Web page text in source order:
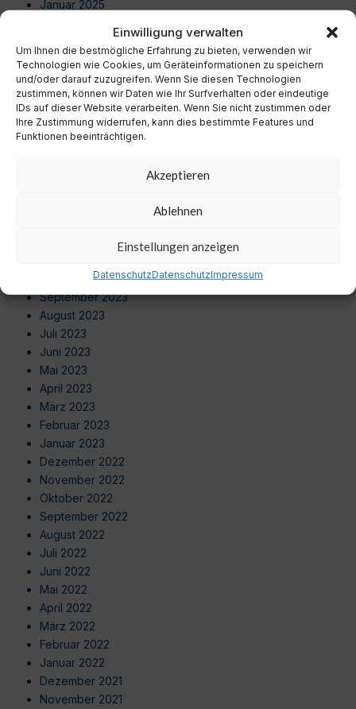
Einwilligung verwalten
Um Ihnen die bestmögliche Erfahrung zu bieten, verwenden wir
Technologien wie Cookies, um Geräteinformationen zu speichern
und/oder darauf zuzugreifen. Wenn Sie diesen Technologien
zustimmen, können wir Daten wie Ihr Surfverhalten oder eindeutige
IDs auf dieser Website verarbeiten. Wenn Sie nicht zustimmen oder
Ihre Zustimmung widerrufen, kann dies bestimmte Features und
Funktionen beeinträchtigen.
Akzeptieren
Ablehnen
Einstellungen anzeigen
DatenschutzDatenschutzImpressum
Januar 2025
November 2024
Oktober 2024
September 2024
August 2024
Juli 2024
Juni 2024
Dezember 2023
Oktober 2023
September 2023
August 2023
Juli 2023
Juni 2023
Mai 2023
April 2023
März 2023
Februar 2023
Januar 2023
Dezember 2022
November 2022
Oktober 2022
September 2022
August 2022
Juli 2022
Juni 2022
Mai 2022
April 2022
März 2022
Februar 2022
Januar 2022
Dezember 2021
November 2021